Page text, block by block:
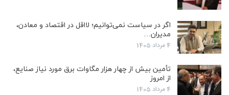
اگر در سیاست نمی‌توانیم؛ لااقل در اقتصاد و معادن،
مدیران…
4 مرداد 1405
تأمین بیش از چهار هزار مگاوات برق مورد نیاز صنایع،
از امروز
4 مرداد 1405